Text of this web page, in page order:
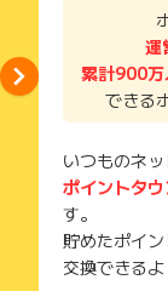
そのため、紛失
ご注意ください。
(※) Safariや
運
累計900万
できる
いつものネ
ポイントタ
す。
貯めたポイ
交換できるよ